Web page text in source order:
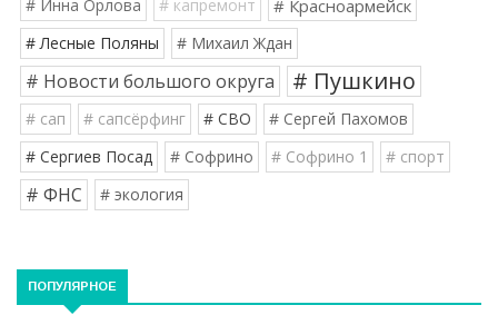
# Инна Орлова # капремонт # Красноармейск
# Лесные Поляны # Михаил Ждан
# Новости большого округа # Пушкино
# сап # сапсёрфинг # СВО
# Сергей Пахомов
# Сергиев Посад
# Софрино # Софрино 1 # спорт
# ФНС # экология
ПОПУЛЯРНОЕ